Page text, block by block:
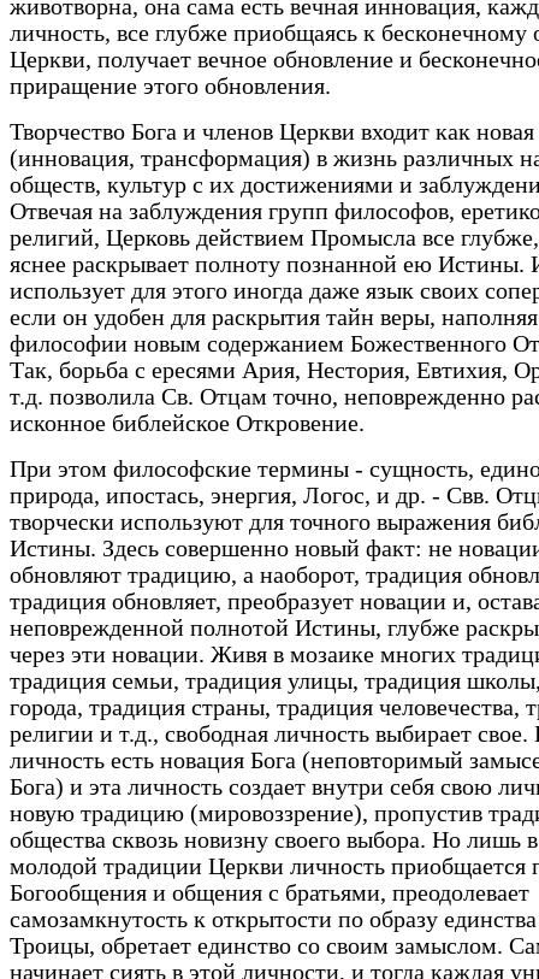
животворна, она сама есть вечная инновация,
личность, все глубже приобщаясь к бесконечному
Церкви, получает вечное обновление и
приращение этого обновления.
Творчество Бога и членов Церкви входит как новая
(инновация, трансформация) в жизнь различных
обществ, культур с их достижениями и
Отвечая на заблуждения групп философов,
религий, Церковь действием Промысла все
яснее раскрывает полноту познанной ею Истины.
использует для этого иногда даже язык своих
если он удобен для раскрытия тайн веры,
философии новым содержанием Божественного
Так, борьба с ересями Ария, Нестория, Евтихия,
т.д. позволила Св. Отцам точно, неповрежденно
исконное библейское Откровение.
При этом философские термины - сущность,
природа, ипостась, энергия, Логос, и др. - Свв.
творчески используют для точного выражения
Истины. Здесь совершенно новый факт: не
обновляют традицию, а наоборот, традиция
традиция обновляет, преобразует новации и,
неповрежденной полнотой Истины, глубже
через эти новации. Живя в мозаике многих
традиция семьи, традиция улицы, традиция
города, традиция страны, традиция человечества,
религии и т.д., свободная личность выбирает
личность есть новация Бога (неповторимый
Бога) и эта личность создает внутри себя свою
новую традицию (мировоззрение), пропустив
общества сквозь новизну своего выбора. Но лишь
молодой традиции Церкви личность приобщается
Богообщения и общения с братьями, преодолевает
самозамкнутость к открытости по образу
Троицы, обретает единство со своим замыслом.
начинает сиять в этой личности, и тогда каждая